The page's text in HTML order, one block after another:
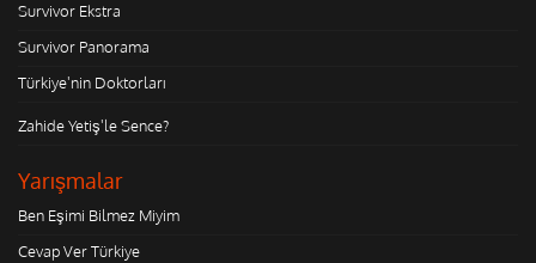
Survivor Ekstra
Survivor Panorama
Türkiye'nin Doktorları
Zahide Yetiş'le Sence?
Yarışmalar
Ben Eşimi Bilmez Miyim
Cevap Ver Türkiye